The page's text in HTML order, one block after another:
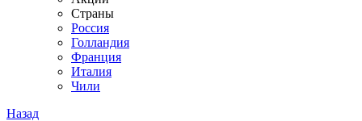
Страны
Россия
Голландия
Франция
Италия
Чили
Назад